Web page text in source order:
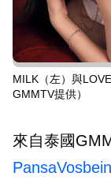
MILK（左）與
GMMTV提供）
來自泰國
PansaVosbein